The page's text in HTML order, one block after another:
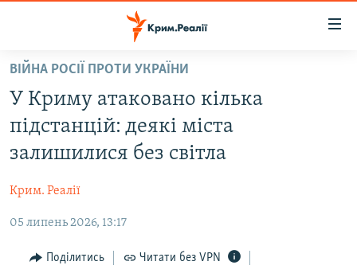
Перейти
основного
матеріалу
до
основної
навігації
Перейти
пошуку
ВОДА.КРИМ
БЛОГИ
ПОГЛЯД
ІНТЕРВ'Ю
ВІЙНА РОСІЇ ПРОТИ УКРАЇНИ
У Криму атаковано кілька
підстанцій: деякі міста
залишилися без світла
Крим. Реалії
05 липень 2026, 13:17
Поділитись Читати без VPN